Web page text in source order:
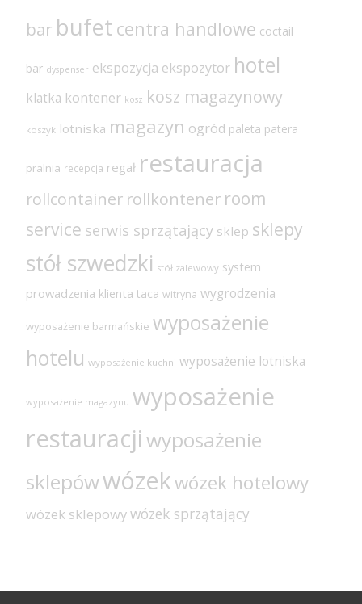
bar bufet centra handlowe coctail
bar dyspenser ekspozycja ekspozytor hotel
klatka kontener kosz kosz magazynowy
koszyk lotniska magazyn ogród paleta patera
pralnia recepcja regał restauracja
rollcontainer rollkontener room
service serwis sprzątający sklep sklepy
stół szwedzki stół zalewowy system
prowadzenia klienta taca witryna wygrodzenia
wyposażenie barmańskie wyposażenie
hotelu wyposażenie kuchni wyposażenie lotniska
wyposażenie magazynu wyposażenie
restauracjiwyposażenie
sklepówwózekwózek hotelowy
wózek sklepowywózek sprzątający